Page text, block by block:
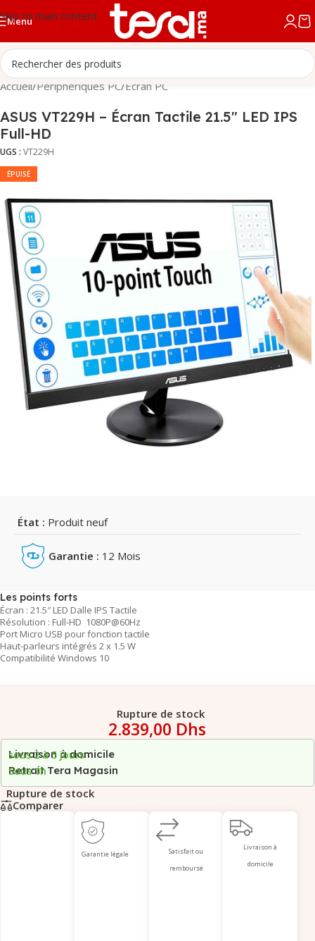
Skip to main content
Menu
Accueil/Périphériques PC/Écran PC
ASUS VT229H – Écran Tactile 21.5″ LED IPS
Full-HD
UGS : VT229H
ÉPUISÉ
État : Produit neuf
Garantie : 12 Mois
Les points forts
Écran : 21.5″ LED Dalle IPS Tactile
Résolution : Full-HD 1080P@60Hz
Port Micro USB pour fonction tactile
Haut-parleurs intégrés 2 x 1.5 W
Compatibilité Windows 10
Rupture de stock
2.839,00 Dhs
Livraison à domicile
sous 2 à 5 jours
Retrait Tera Magasin
Sous 1h
Rupture de stock
Comparer
Garantie légale
Satisfait ou
remboursé
Livraison à
domicile